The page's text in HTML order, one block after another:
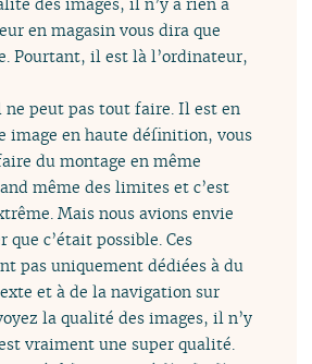
en magasin vous dira que
Pourtant, il est là l’ordinateur,
peut pas tout faire. Il est en
image en haute définition, vous
du montage en même
même des limites et c’est
Mais nous avions envie
que c’était possible. Ces
pas uniquement dédiées à du
et à de la navigation sur
la qualité des images, il n’y
vraiment une super qualité.